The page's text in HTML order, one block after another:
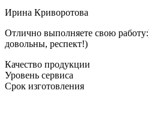
Ирина Криворотова
Отлично выполняете свою
довольны, респект!)
Качество продукции
Уровень сервиса
Срок изготовления